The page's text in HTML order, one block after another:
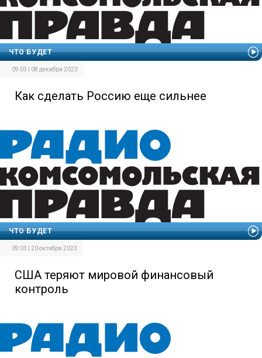
ЧТО БУДЕТ
09:03 | 08 декабря 2023
Как сделать Россию еще сильнее
ЧТО БУДЕТ
09:03 | 20 октября 2023
США теряют мировой финансовый
контроль